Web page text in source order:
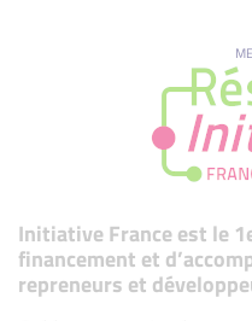
Initiative France est le
financement et
repreneurs et